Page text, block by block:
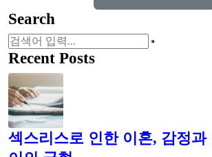
Search
Recent Posts
섹스리스로 인한 이혼, 감정과